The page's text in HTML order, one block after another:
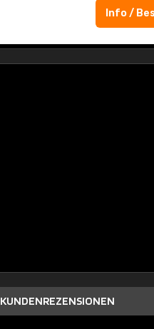
Info / Bestellung
KUNDENREZENSIONEN